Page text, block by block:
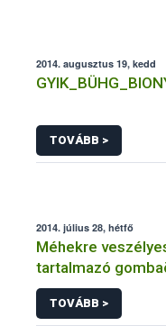
2014. augusztus 19, kedd
TOVÁBB >
2014. július 28, hétfő
Méhekre
tartalmazó
forgalomból a
TOVÁBB >